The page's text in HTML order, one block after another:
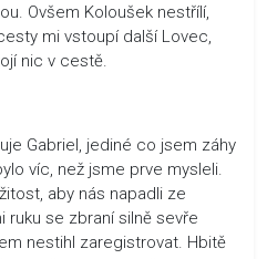
Ovšem Koloušek nestřílí,
mi vstoupí další Lovec,
nic v cestě.
Gabriel, jediné co jsem záhy
víc, než jsme prve mysleli.
aby nás napadli ze
ruku se zbraní silně sevře
nestihl zaregistrovat. Hbitě